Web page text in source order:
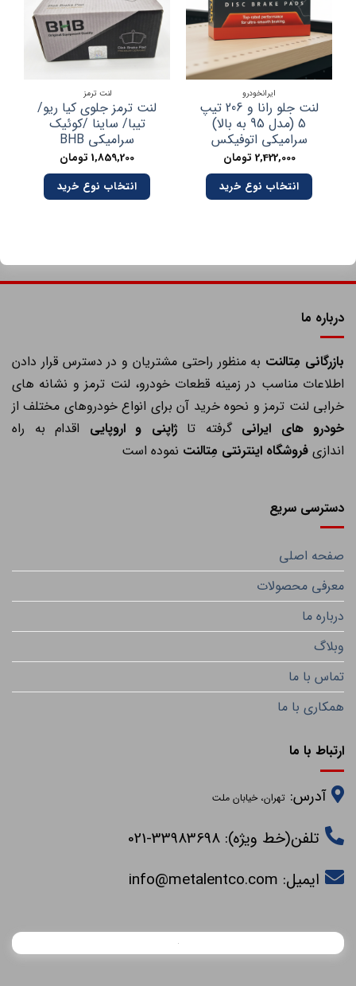
ایرانخودرو
لنت جلو رانا و 206 تیپ
5 (مدل 95 به بالا)
سرامیکی اتوفیکس
2,422,000تومان
انتخاب نوع خرید
لنت ترمز
لنت ترمز جلوی کیا ریو/
تیبا/ ساینا /کوئیک
سرامیکی BHB
1,859,200تومان
انتخاب نوع خرید
درباره ما
بازرگانی مِتالنتبه منظور راحتی مشتریان و در دسترس قرار دادن
اطلاعات مناسب در زمینه قطعات خودرو، لنت ترمز و نشانه های
خرابی لنت ترمز و نحوه خرید آن برای انواع خودروهای مختلف از
خودرو های ایرانیگرفته تاژاپنی و اروپاییاقدام به راه
اندازیفروشگاه اینترنتی مِتالنتنموده است
دسترسی سریع
صفحه اصلی
معرفی محصولات
درباره ما
وبلاگ
تماس با ما
همکاری با ما
ارتباط با ما
آدرس:تهران، خیابان ملت
تلفن(خط ویژه): 33983698-021
ایمیل:info@metalentco.com